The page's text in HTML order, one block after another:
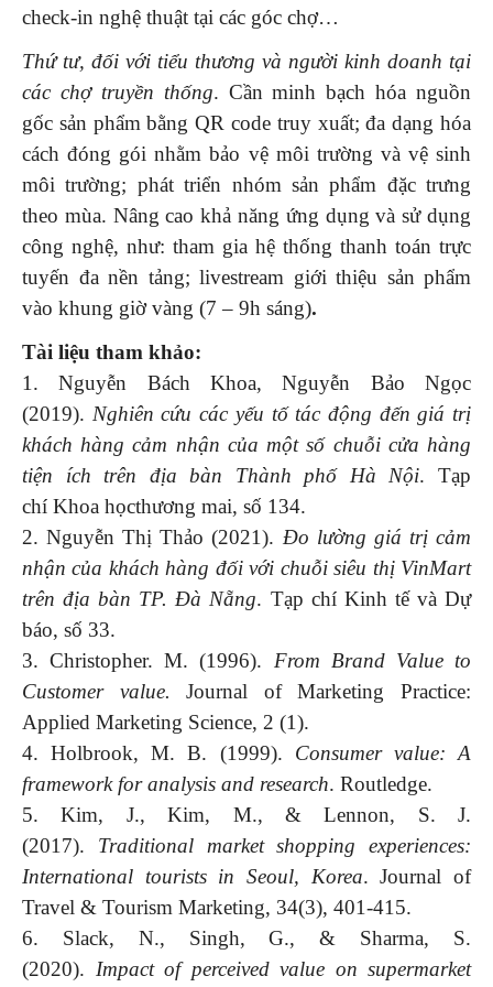
check-in nghệ thuật tại các góc chợ…
Thứ tư, đối với tiểu thương và người kinh doanh tại
các chợ truyền thống. Cần minh bạch hóa nguồn
gốc sản phẩm bằng QR code truy xuất; đa dạng hóa
cách đóng gói nhằm bảo vệ môi trường và vệ sinh
môi trường; phát triển nhóm sản phẩm đặc trưng
theo mùa. Nâng cao khả năng ứng dụng và sử dụng
công nghệ, như: tham gia hệ thống thanh toán trực
tuyến đa nền tảng; livestream giới thiệu sản phẩm
vào khung giờ vàng (7 – 9h sáng).
Tài liệu tham khảo:
1. Nguyễn Bách Khoa, Nguyễn Bảo Ngọc
(2019). Nghiên cứu các yếu tố tác động đến giá trị
khách hàng cảm nhận của một số chuỗi cửa hàng
tiện ích trên địa bàn Thành phố Hà Nội. Tạp
chí Khoa họcthương mai, số 134.
2. Nguyễn Thị Thảo (2021). Đo lường giá trị cảm
nhận của khách hàng đối với chuỗi siêu thị VinMart
trên địa bàn TP. Đà Nẵng. Tạp chí Kinh tế và Dự
báo, số 33.
3. Christopher. M. (1996). From Brand Value to
Customer value. Journal of Marketing Practice:
Applied Marketing Science, 2 (1).
4. Holbrook, M. B. (1999). Consumer value: A
framework for analysis and research. Routledge.
5. Kim, J., Kim, M., & Lennon, S. J.
(2017). Traditional market shopping experiences:
International tourists in Seoul, Korea. Journal of
Travel & Tourism Marketing, 34(3), 401-415.
6. Slack, N., Singh, G., & Sharma, S.
(2020). Impact of perceived value on supermarket